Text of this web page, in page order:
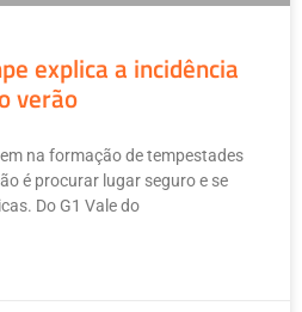
explica a incidência
verão
na formação de tempestades
é procurar lugar seguro e se
Do G1 Vale do